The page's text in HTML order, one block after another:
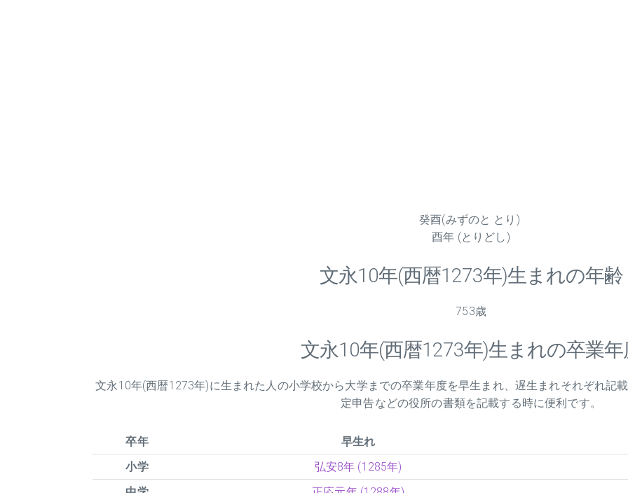
癸酉(みずのと とり)
酉年 (とりどし)
文永10年(西暦1273年)生まれの年齢
753歳
文永10年(西暦1273年)生まれの卒業年
文永10年(西暦1273年)に生まれた人の小学校から大学までの卒業年度を早生まれ、遅生まれそれぞれ記
定申告などの役所の書類を記載する時に便利です。
卒年
早生れ
小学
弘安8年 (1285年)